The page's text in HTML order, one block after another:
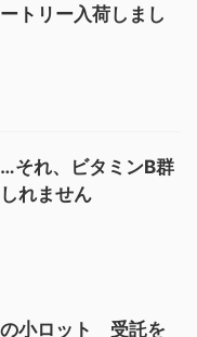
トリー入荷しまし
それ、ビタミンB群
れません
小ロット 受託を